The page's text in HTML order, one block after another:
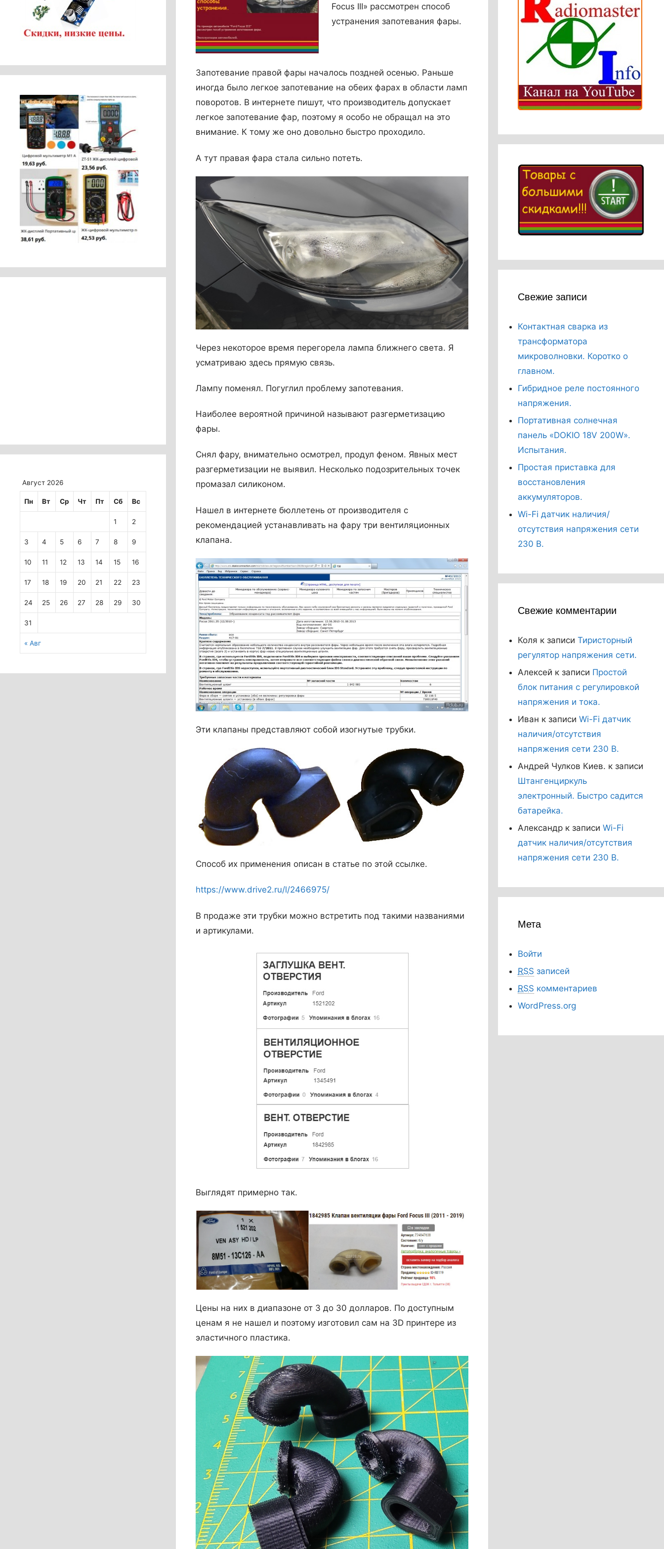
Focus III» рассмотрен cпособ
устранения запотевания фары.
Запотевание правой фары началось поздней осенью. Раньше
иногда было легкое запотевание на обеих фарах в области ламп
поворотов. В интернете пишут, что производитель допускает
легкое запотевание фар, поэтому я особо не обращал на это
внимание. К тому же оно довольно быстро проходило.
А тут правая фара стала сильно потеть.
Через некоторое время перегорела лампа ближнего света. Я
усматриваю здесь прямую связь.
Лампу поменял. Погуглил проблему запотевания.
Наиболее вероятной причиной называют разгерметизацию
фары.
Снял фару, внимательно осмотрел, продул феном. Явных мест
разгерметизации не выявил. Несколько подозрительных точек
промазал силиконом.
Нашел в интернете бюллетень от производителя с
рекомендацией устанавливать на фару три вентиляционных
клапана.
Эти клапаны представляют собой изогнутые трубки.
Способ их применения описан в статье по этой ссылке.
https://www.drive2.ru/l/2466975/
В продаже эти трубки можно встретить под такими названиями
и артикулами.
Выглядят примерно так.
Цены на них в диапазоне от 3 до 30 долларов. По доступным
ценам я не нашел и поэтому изготовил сам на 3D принтере из
эластичного пластика.
Август 2026
Пн Вт Ср Чт Пт Сб Вс
« Авг
1 2
3 4 5 6 7 8 9
10 11 12 13 14 15 16
17 18 19 20 21 22 23
24 25 26 27 28 29 30
31
Свежие записи
Контактная сварка из
трансформатора
микроволновки. Коротко о
главном.
Гибридное реле постоянного
напряжения.
Портативная солнечная
панель «DOKIO 18V 200W».
Испытания.
Простая приставка для
восстановления
аккумуляторов.
Wi-Fi датчик наличия/
отсутствия напряжения сети
230 В.
Свежие комментарии
Коля к записи Тиристорный
регулятор напряжения сети.
Алексей к записи Простой
блок питания с регулировкой
напряжения и тока.
Иван к записи Wi-Fi датчик
наличия/отсутствия
напряжения сети 230 В.
Андрей Чулков Киев. к записи
Штангенциркуль
электронный. Быстро садится
батарейка.
Александр к записи Wi-Fi
датчик наличия/отсутствия
напряжения сети 230 В.
Мета
Войти
RSS записей
RSS комментариев
WordPress.org